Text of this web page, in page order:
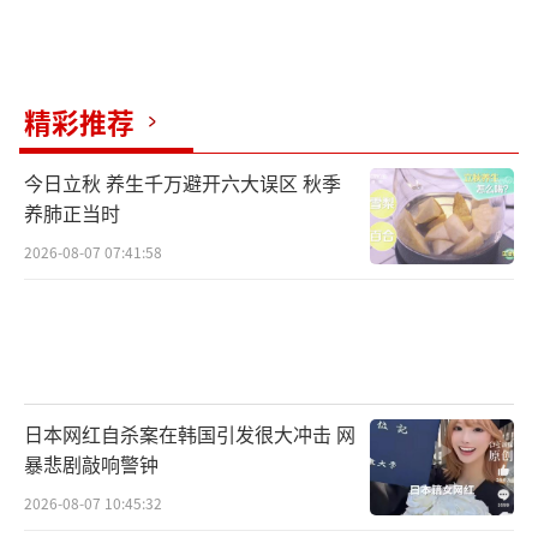
精彩推荐
今日立秋 养生千万避开六大误区 秋季
养肺正当时
2026-08-07 07:41:58
日本网红自杀案在韩国引发很大冲击 网
暴悲剧敲响警钟
2026-08-07 10:45:32